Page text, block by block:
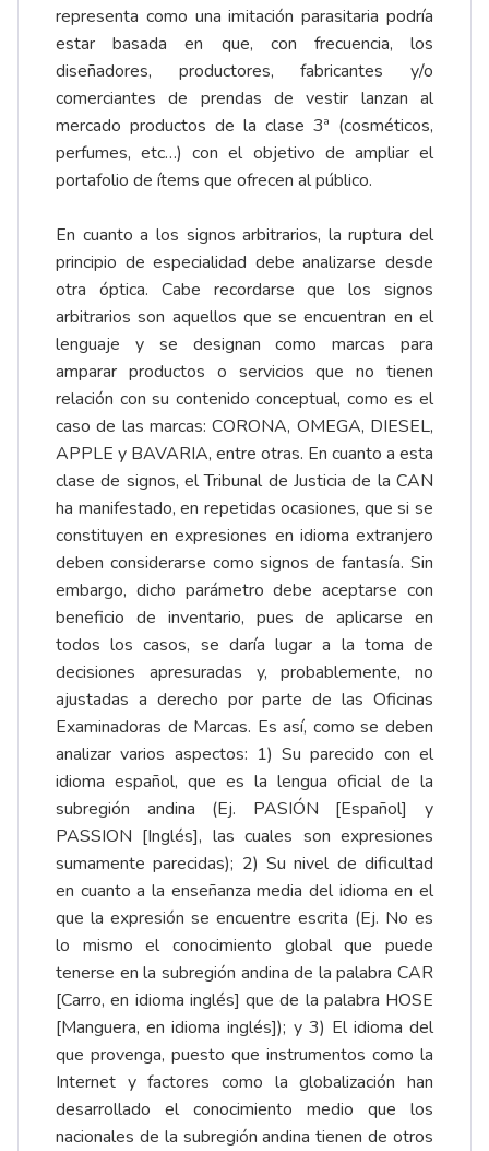
representa como una imitación parasitaria podría
estar basada en que, con frecuencia, los
diseñadores, productores, fabricantes y/o
comerciantes de prendas de vestir lanzan al
mercado productos de la clase 3ª (cosméticos,
perfumes, etc…) con el objetivo de ampliar el
portafolio de ítems que ofrecen al público.
En cuanto a los signos arbitrarios, la ruptura del
principio de especialidad debe analizarse desde
otra óptica. Cabe recordarse que los signos
arbitrarios son aquellos que se encuentran en el
lenguaje y se designan como marcas para
amparar productos o servicios que no tienen
relación con su contenido conceptual, como es el
caso de las marcas: CORONA, OMEGA, DIESEL,
APPLE y BAVARIA, entre otras. En cuanto a esta
clase de signos, el Tribunal de Justicia de la CAN
ha manifestado, en repetidas ocasiones, que si se
constituyen en expresiones en idioma extranjero
deben considerarse como signos de fantasía. Sin
embargo, dicho parámetro debe aceptarse con
beneficio de inventario, pues de aplicarse en
todos los casos, se daría lugar a la toma de
decisiones apresuradas y, probablemente, no
ajustadas a derecho por parte de las Oficinas
Examinadoras de Marcas. Es así, como se deben
analizar varios aspectos: 1) Su parecido con el
idioma español, que es la lengua oficial de la
subregión andina (Ej. PASIÓN [Español] y
PASSION [Inglés], las cuales son expresiones
sumamente parecidas); 2) Su nivel de dificultad
en cuanto a la enseñanza media del idioma en el
que la expresión se encuentre escrita (Ej. No es
lo mismo el conocimiento global que puede
tenerse en la subregión andina de la palabra CAR
[Carro, en idioma inglés] que de la palabra HOSE
[Manguera, en idioma inglés]); y 3) El idioma del
que provenga, puesto que instrumentos como la
Internet y factores como la globalización han
desarrollado el conocimiento medio que los
nacionales de la subregión andina tienen de otros